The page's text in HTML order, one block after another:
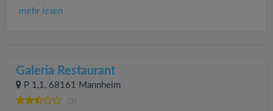
mehr lesen
Galeria Restaurant
P 1,1, 68161 Mannheim
(3)